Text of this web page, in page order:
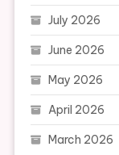
July 2026
June 2026
May 2026
April 2026
March 2026